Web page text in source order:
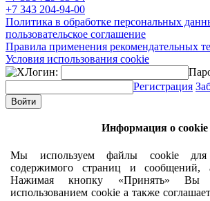
+7 343 204-94-00
Политика в обработке персональных
пользовательское соглашение
Правила применения рекомендательных
Условия использования cookie
Логин:
Регистрация
Информация о cookie
Мы используем файлы cookie для
содержимого страниц и сообщений,
Нажимая кнопку «Принять» Вы
использованием cookie а также